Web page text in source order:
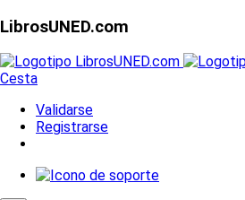
LibrosUNED.com
Cesta
Validarse
Registrarse